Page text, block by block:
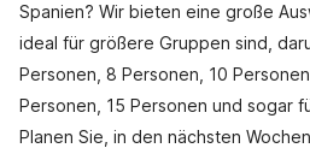
Spanien? Wir bieten eine große
ideal für größere Gruppen sind,
Personen, 8 Personen, 10
Personen, 15 Personen und sogar
Planen Sie, in den nächsten